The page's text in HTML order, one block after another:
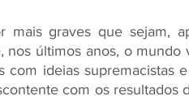
mais graves que sejam,
nos últimos anos, o
com ideias supremacistas
com os resultados